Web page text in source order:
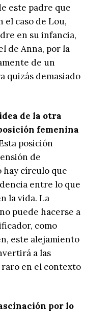
este padre que
el caso de Lou,
en su infancia,
de Anna, por la
de un
quizás demasiado
de la otra
femenina
posición
de
hay círculo que
entre lo que
la vida. La
puede hacerse a
como
este alejamiento
a las
en el contexto
por lo